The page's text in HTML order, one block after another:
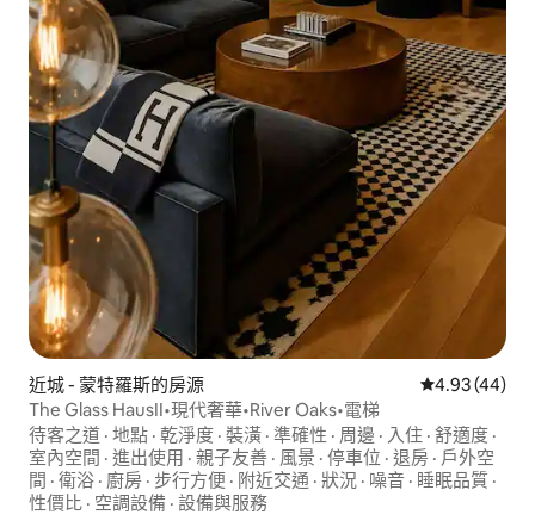
近城 - 蒙特羅斯的房源 從 44 則評價
4.93 (44)
The Glass HausII•現代奢華•River Oaks•電梯
待客之道 · 地點 · 乾淨度 · 裝潢 · 準確性 · 周邊 · 入住 · 舒適度 ·
室內空間 · 進出使用 · 親子友善 · 風景 · 停車位 · 退房 · 戶外空
間 · 衛浴 · 廚房 · 步行方便 · 附近交通 · 狀況 · 噪音 · 睡眠品質 ·
性價比 · 空調設備 · 設備與服務